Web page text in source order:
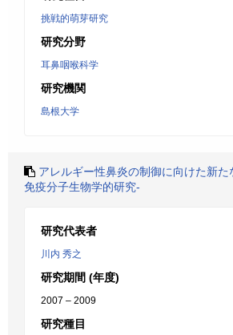
挑戦的萌芽研究
研究分野
耳鼻咽喉科学
研究機関
島根大学
アレルギー性鼻炎の制御に向けた新た
免疫分子生物学的研究-
研究代表者
川内 秀之
研究期間 (年度)
2007 – 2009
研究種目